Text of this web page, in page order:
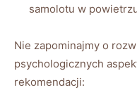
samolotu ⁣w
Nie zapominajmy o
psychologicznych
rekomendacji: